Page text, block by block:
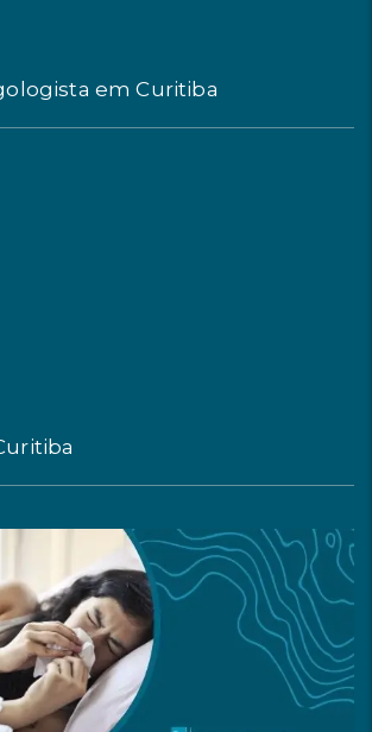
em Curitiba